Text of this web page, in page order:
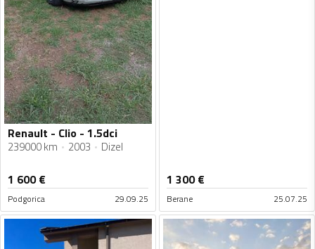
Renault - Clio - 1.5dci
239000 km 2003 Dizel
1 600€
Podgorica 29.09.25
1 300€
Berane 25.07.25